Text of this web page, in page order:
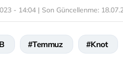
- 14:04 | Son Güncellenme:
#Temmuz #Knot